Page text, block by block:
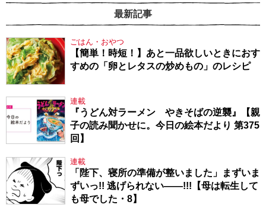
最新記事
ごはん・おやつ
【簡単！時短！】あと一品欲しいときにおす
すめの「卵とレタスの炒めもの」のレシピ
連載
『うどん対ラーメン やきそばの逆襲』【親
子の読み聞かせに。今日の絵本だより 第375
回】
連載
「陛下、寝所の準備が整いました」まずいま
ずいっ!! 逃げられない――!!!【母は転生して
も母でした・8】